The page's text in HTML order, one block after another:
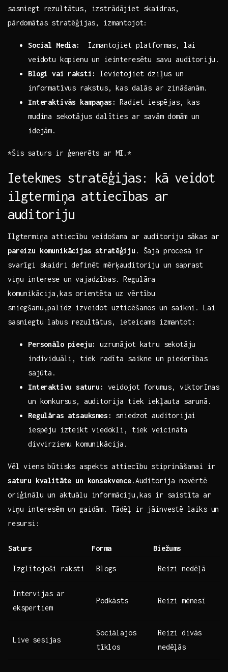
sasniegt rezultātus, izstrādājiet skaidras,
pārdomātas ⁣stratēģijas, izmantojot:
Social Media:
‍ Izmantojiet platformas,​ lai⁤
veidotu kopienu un ieinteresētu savu⁢ auditoriju.
Blogi vai raksti:
Ievietojiet dziļus un​
informatīvus rakstus, kas​ dalās ​ar zināšanām.
Interaktīvās kampaņas: Radiet⁣ iespējas, kas
mudina sekotājus ⁢dalīties ar savām⁤ domām un
idejām.
*Šis saturs ‍ir ģenerēts ar MI.*
Ietekmes stratēģijas: kā veidot‌
ilgtermiņa attiecības ar
auditoriju
Ilgtermiņa attiecību veidošana ar ‌auditoriju ⁤sākas ar
pareizu komunikācijas stratēģiju . Šajā procesā ir
svarīgi‌ skaidri definēt mērķauditoriju un saprast
viņu interese ‌un vajadzības.‍ Regulāra
komunikācija,kas ⁤orientēta ​uz vērtību
sniegšanu,palīdz izveidot uzticēšanos un ⁤saikni. Lai
sasniegtu labus ‍rezultātus, ​ieteicams izmantot:
Personālo pieeju:
uzrunājot katru sekotāju
individuāli, ⁣tiek‌ radīta saikne un piederības
⁢sajūta.
Interaktīvu ⁣saturu:
veidojot forumus, viktorīnas
un konkursus, auditorija tiek iekļauta sarunā.
Regulāras atsauksmes:
sniedzot auditorijai
iespēju izteikt ⁢viedokli, tiek ⁤veicināta
divvirzienu komunikācija.
Vēl viens būtisks aspekts attiecību‌ stiprināšanai ir
saturu ⁤kvalitāte un konsekvence.Auditorija novērtē⁣
oriģinālu un aktuālu informāciju,kas ir saistīta ‍ar
viņu interesēm un gaidām. Tādēļ ir ‍jāinvestē⁢ laiks⁢ un
resursi:
Saturs Forma Biežums
Izglītojoši ‌raksti Blogs Reizi‍ nedēļā
Intervijas ar
ekspertiem
Podkāsts Reizi ⁢mēnesī
Live sesijas
Sociālajos
⁢tīklos
Reizi ​divās
nedēļās